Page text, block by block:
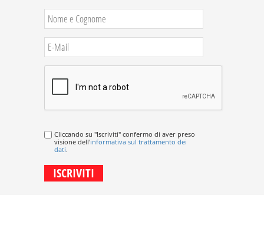
Cliccando su "Iscriviti" confermo di aver preso
visione dell'informativa sul trattamento dei
dati.